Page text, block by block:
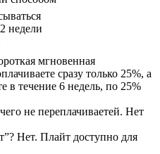
недели
мгновенная
сразу только 25%, а
в течение 6 недель, по 25%
не переплачиваетей. Нет
Нет. Плайт доступно для